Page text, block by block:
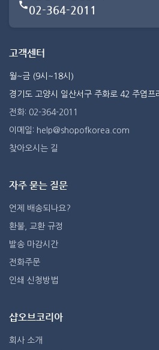
02-364-2011
고객센터
월~금 (9시~18시)
경기도 고양시 일산서구 주화로 42 주엽프
전화: 02-364-2011
이메일: help@shopofkorea.com
찾아오시는 길
자주 묻는 질문
언제 배송되나요?
환불, 교환 규정
발송 마감시간
전화주문
인쇄 신청방법
샵오브코리아
회사 소개